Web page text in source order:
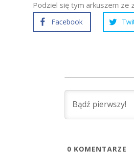
Podziel się tym arkuszem ze
Facebook
0 KOMENTARZE